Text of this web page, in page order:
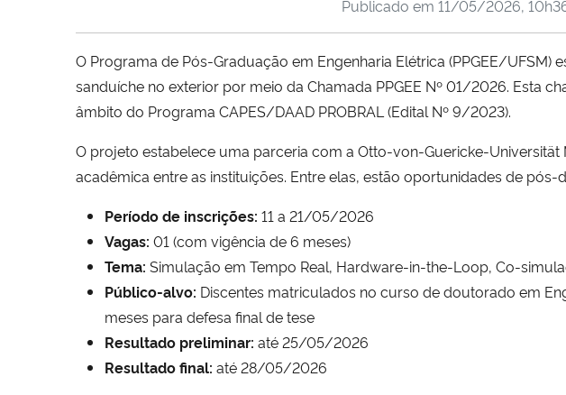
Publicado em 11/05/2026,
O Programa de Pós-Graduação em Engenharia Elétrica (PPGEE/
sanduíche no exterior por meio da Chamada PPGEE Nº 01/2026. Esta
âmbito do Programa CAPES/DAAD PROBRAL (Edital Nº 9/2023).
O projeto estabelece uma parceria com a Otto-von-Guericke-
acadêmica entre as instituições. Entre elas, estão oportunidades de
Período de inscrições: 11 a 21/05/2026
Vagas: 01 (com vigência de 6 meses)
Tema: Simulação em Tempo Real, Hardware-in-the-Loop, Co-
Público-alvo: Discentes matriculados no curso de doutorado em
meses para defesa final de tese
Resultado preliminar: até 25/05/2026
Resultado final: até 28/05/2026